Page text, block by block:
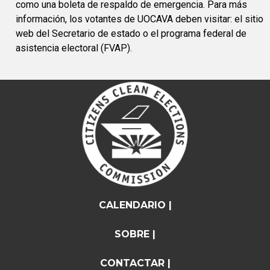
como una boleta de respaldo de emergencia. Para más
información, los votantes de UOCAVA deben visitar: el sitio
web del Secretario de estado o el programa federal de
asistencia electoral (FVAP).
CALENDARIO |
SOBRE |
CONTACTAR |